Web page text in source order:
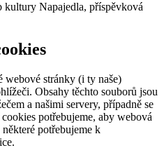
Napajedla, příspěvková
webové stránky (i ty naše)
Obsahy těchto souborů jsou
a našimi servery, případně se
potřebujeme, aby webová
potřebujeme k